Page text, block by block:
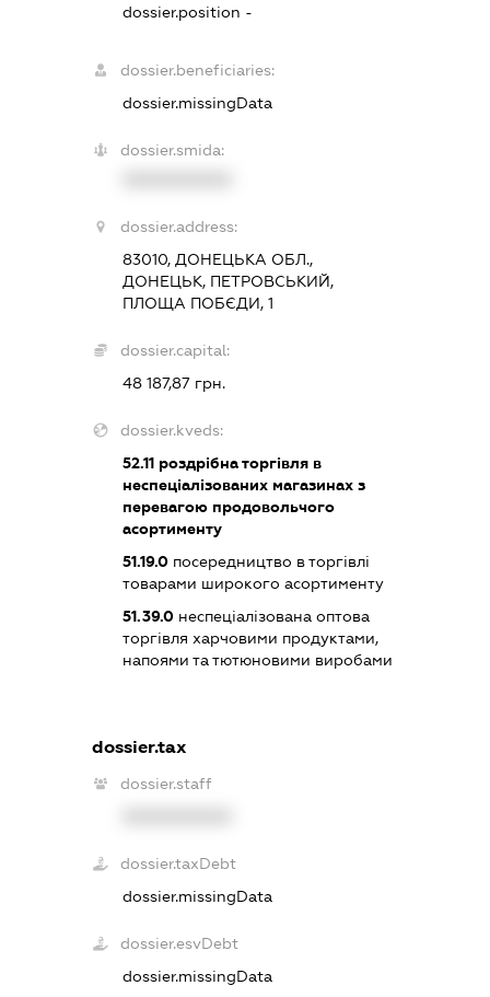
dossier.position -
dossier.beneficiaries:
dossier.missingData
dossier.smida:
dossier.address:
83010, ДОНЕЦЬКА ОБЛ.,
ДОНЕЦЬК, ПЕТРОВСЬКИЙ,
ПЛОЩА ПОБЄДИ, 1
dossier.capital:
48 187,87 грн.
dossier.kveds:
52.11 роздрібна торгівля в
неспеціалізованих магазинах з
перевагою продовольчого
асортименту
51.19.0 посередництво в торгівлі
товарами широкого асортименту
51.39.0 неспеціалізована оптова
торгівля харчовими продуктами,
напоями та тютюновими виробами
dossier.tax
dossier.staff
dossier.taxDebt
dossier.missingData
dossier.esvDebt
dossier.missingData